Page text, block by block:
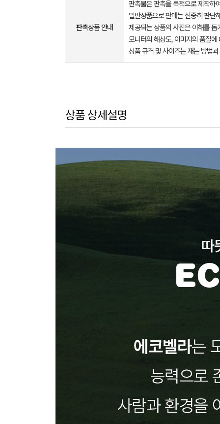
판촉상품 안내
판촉물은 판촉을 목적으로 제작하
일반상품으로 판매는 신중히 판단
제공되는 상품의 사진은 이해를
모니터의 해상도, 이미지의 품질
상품 규격 및 사이즈는 재는 방법
상품 상세설명